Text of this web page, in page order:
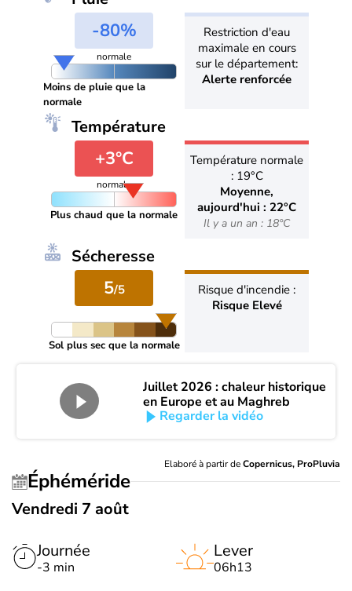
-80%
normale
Moins de pluie que la
normale
Restriction d'eau
maximale en cours
sur le département:
Alerte renforcée
Température
+3°C
normale
Plus chaud que la normale
Température normale
: 19°C
Moyenne,
aujourd'hui : 22°C
Il y a un an : 18°C
Sécheresse
5/5
Sol plus sec que la normale
Risque d'incendie :
Risque Elevé
Juillet 2026 : chaleur historique
en Europe et au Maghreb
Regarder la vidéo
Elaboré à partir deCopernicus, ProPluvia
Éphéméride
Vendredi 7 août
Journée
-3 min
Lever
06h13